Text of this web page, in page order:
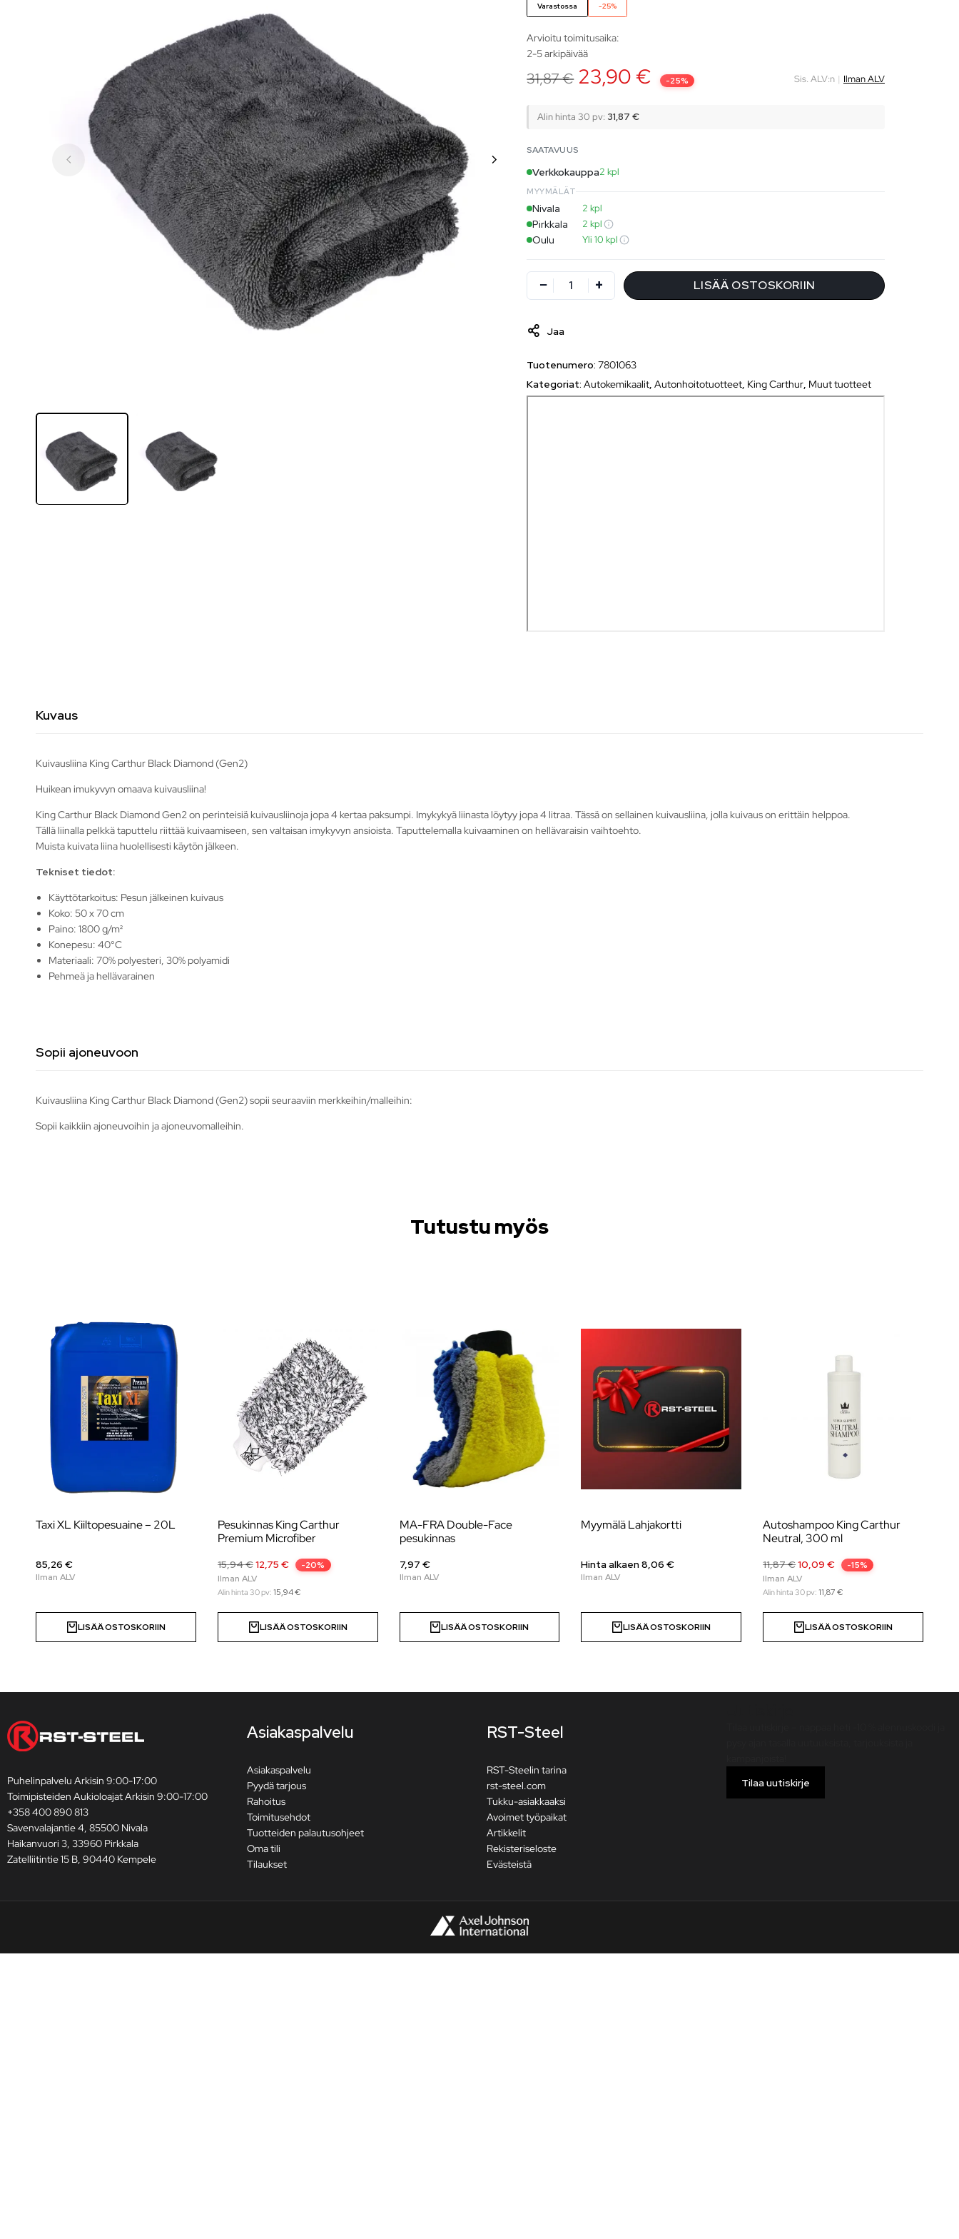
Varastossa -25%
Arvioitu toimitusaika:
2-5 arkipäivää
31,87€ 23,90 € -25% Sis. ALV:n | Ilman ALV
Alin hinta 30 pv: 31,87€
SAATAVUUS
Verkkokauppa2 kpl
MYYMÄLÄT
Nivala 2 kpl
Pirkkala 2 kpl
Oulu Yli 10 kpl
LISÄÄ OSTOSKORIIN
Jaa
Tuotenumero:7801063
Kategoriat:Autokemikaalit ,Autonhoitotuotteet King Carthur Muut tuotteet
Kuvaus
Kuivausliina King Carthur Black Diamond (Gen2)
Huikean imukyvyn omaava kuivausliina!
King Carthur Black Diamond Gen2 on perinteisiä kuivausliinoja jopa 4 kertaa paksumpi. Imykykyä liinasta löytyy jopa 4 litraa. Tässä on sellainen kuivausliina, jolla kuivaus on erittäin helppoa.
Tällä liinalla pelkkä taputtelu riittää kuivaamiseen, sen valtaisan imykyvyn ansioista. Taputtelemalla kuivaaminen on hellävaraisin vaihtoehto.
Muista kuivata liina huolellisesti käytön jälkeen.
Tekniset tiedot:
Käyttötarkoitus: Pesun jälkeinen kuivaus
Koko: 50 x 70 cm
Paino: 1800 g/m²
Konepesu: 40°C
Materiaali: 70% polyesteri, 30% polyamidi
Pehmeä ja hellävarainen
Sopii ajoneuvoon
Kuivausliina King Carthur Black Diamond (Gen2) sopii seuraaviin merkkeihin/malleihin:
Sopii kaikkiin ajoneuvoihin ja ajoneuvomalleihin.
Tutustu myös
Taxi XL Kiiltopesuaine – 20L
85,26 €
LISÄÄ OSTOSKORIIN
Pesukinnas King Carthur
Premium Microfiber
15,94€12,75 € -20%
Alin hinta 30 pv: 15,94€
LISÄÄ OSTOSKORIIN
MA-FRA Double-Face
pesukinnas
7,97 €
LISÄÄ OSTOSKORIIN
Myymälä Lahjakortti
Hinta alkaen8,06€
LISÄÄ OSTOSKORIIN
Autoshampoo King Carthur
Neutral, 300 ml
11,87€10,09€ -15%
Alin hinta 30 pv: 11,87€
LISÄÄ OSTOSKORIIN
Puhelinpalvelu Arkisin 9:00-17:00
Toimipisteiden Aukioloajat Arkisin 9:00-17:00
+358 400 890 813
Savenvalajantie 4, 85500 Nivala
Haikanvuori 3, 33960 Pirkkala
Zatelliitintie 15 B, 90440 Kempele
Asiakaspalvelu
Asiakaspalvelu
Pyydä tarjous
Rahoitus
Toimitusehdot
Tuotteiden palautusohjeet
Oma tili
Tilaukset
RST-Steel
RST-Steelin tarina
rst-steel.com
Tukku-asiakkaaksi
Avoimet työpaikat
Artikkelit
Rekisteriseloste
Evästeistä
Tilaa uutiskirje